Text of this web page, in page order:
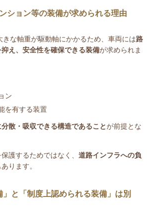
ション等の装備が求められる理由
きな軸重が駆動軸にかかるため、車両には路
え、安全性を確保できる装備が求められま
ン
を有する装置
散・吸収できる構造であることが前提とな
護するためではなく、 道路インフラへの負
ります。
」と「制度上認められる装備」は別